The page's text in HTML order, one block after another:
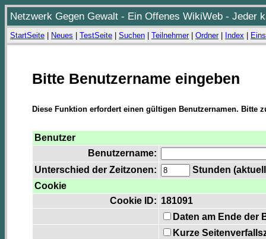
Netzwerk Gegen Gewalt - Ein Offenes WikiWeb - Jeder
StartSeite Neues TestSeite Suchen Teilnehmer| Ordner| Index
Bitte Benutzername eingeben
Diese Funktion erfordert einen gültigen Benutzernamen. Bitte
Benutzer
Benutzername:
Unterschied der Zeitzonen:
Stunden
Cookie
Cookie ID: 181091
Daten am Ende der
Kurze